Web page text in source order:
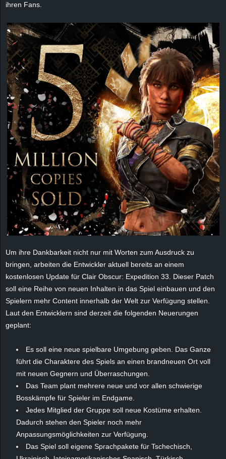
ihren Fans.
Um ihre Dankbarkeit nicht nur mit Worten zum Ausdruck zu
bringen, arbeiten die Entwickler aktuell bereits an einem
kostenlosen Update für Clair Obscur: Expedition 33. Dieser Patch
soll eine Reihe von neuen Inhalten in das Spiel einbauen und den
Spielern mehr Content innerhalb der Welt zur Verfügung stellen.
Laut den Entwicklern sind derzeit die folgenden Neuerungen
geplant:
Es soll eine neue spielbare Umgebung geben. Das Ganze
führt die Charaktere des Spiels an einen brandneuen Ort voll
mit neuen Gegnern und Überraschungen.
Das Team plant mehrere neue und vor allen schwierige
Bosskämpfe für Spieler im Endgame.
Jedes Mitglied der Gruppe soll neue Kostüme erhalten.
Dadurch stehen den Spieler noch mehr
Anpassungsmöglichkeiten zur Verfügung.
Das Spiel soll eigene Sprachpakete für Tschechisch,